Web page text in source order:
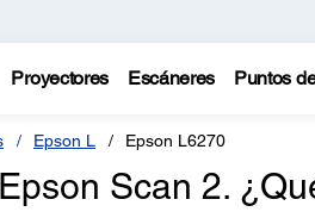
Proyectores Escáneres Puntos
Epson L Epson L6270
Scan 2.